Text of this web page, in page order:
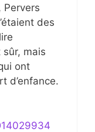
Pervers
des
sûr, mais
ont
d’enfance.